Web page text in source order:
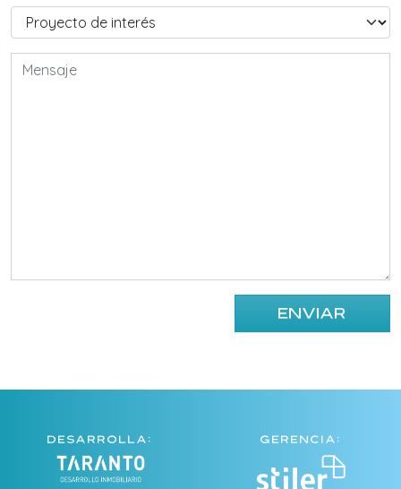
DESARROLLA: GERENCIA: